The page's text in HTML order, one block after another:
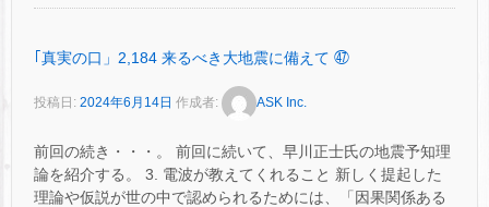
｢真実の口」2,184 来るべき大地震に備えて ㊼
投稿日: 2024年6月14日 作成者: ASK Inc.
前回の続き・・・。 前回に続いて、早川正士氏の地震予知理
論を紹介する。 3. 電波が教えてくれること 新しく提起した
理論や仮説が世の中で認められるためには、「因果関係ある